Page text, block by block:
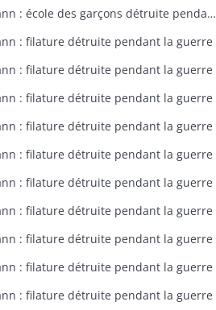
Bitschwiller-les-Thann : école des garçons détruite pendant la guerre
: filature détruite pendant la guerre
: filature détruite pendant la guerre
: filature détruite pendant la guerre
: filature détruite pendant la guerre
: filature détruite pendant la guerre
: filature détruite pendant la guerre
: filature détruite pendant la guerre
: filature détruite pendant la guerre
: filature détruite pendant la guerre
: filature détruite pendant la guerre